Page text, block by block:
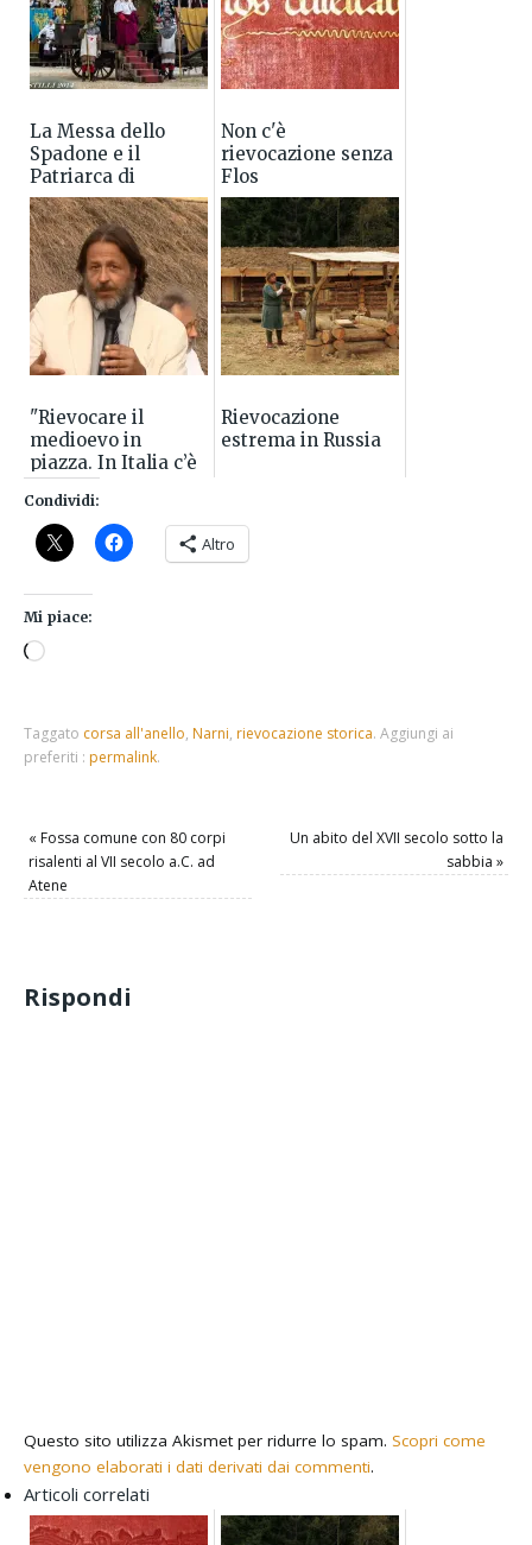
La Messa dello
Spadone e il
Patriarca di
Aquileia
Non c'è
rievocazione senza
Flos
"Rievocare il
medioevo in
piazza. In Italia c’è
molto da imparare"
un articolo di
Marco Valenti per
...
Rievocazione
estrema in Russia
Condividi:
Altro
Mi piace:
Taggato corsa all'anello, Narni, rievocazione storica. Aggiungi ai
preferiti : permalink.
« Fossa comune con 80 corpi
risalenti al VII secolo a.C. ad
Atene
Un abito del XVII secolo sotto la
sabbia »
Rispondi
Questo sito utilizza Akismet per ridurre lo spam. Scopri come
vengono elaborati i dati derivati dai commenti.
Articoli correlati